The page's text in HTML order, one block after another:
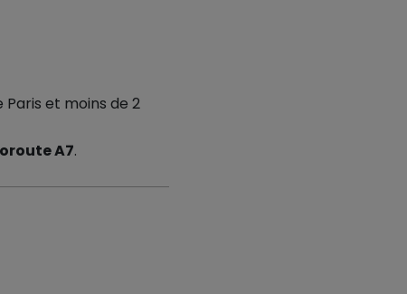
Paris et moins de 2
A7.